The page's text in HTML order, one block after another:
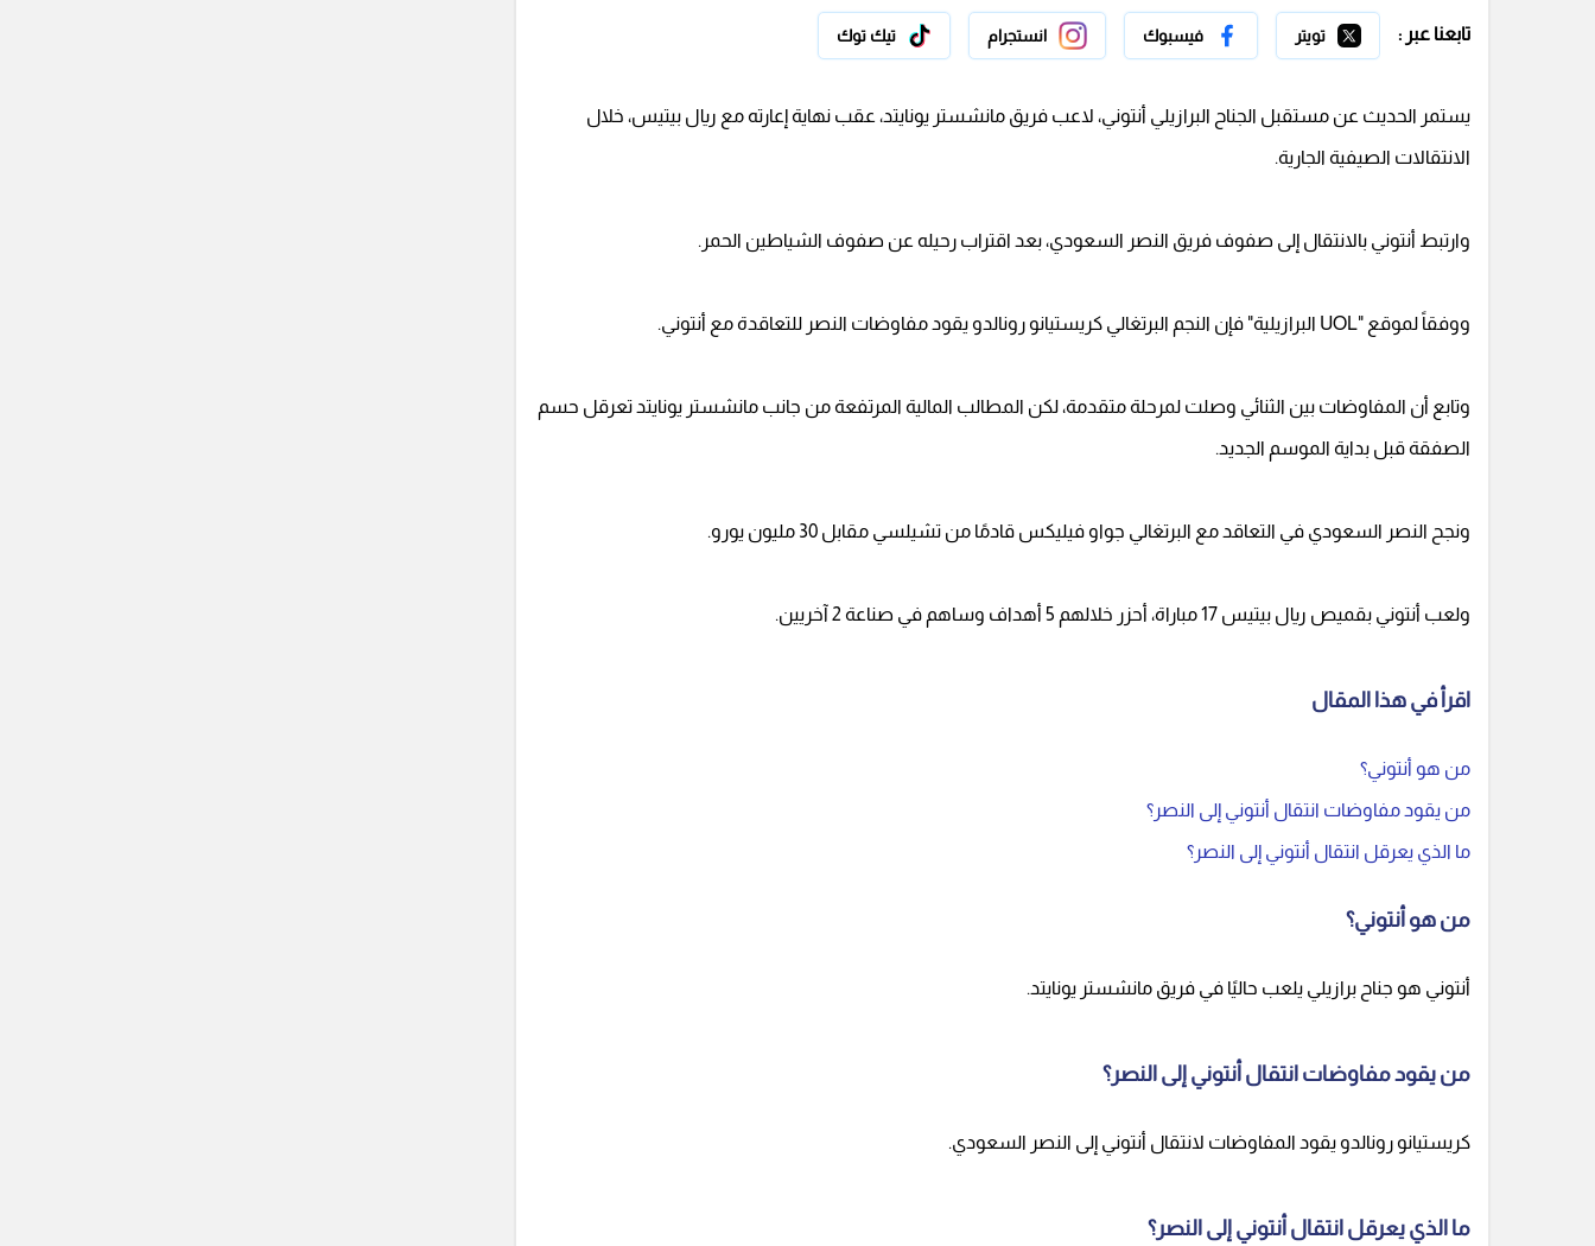
تابعنا عبر : تويتر فيسبوك انستجرام تيك توك
يستمر الحديث عن مستقبل الجناح البرازيلي أنتوني، لاعب فريق مانشستر يونايتد، عقب نهاية إعارته مع ريال بيتيس، خلال
الانتقالات الصيفية الجارية.
وارتبط أنتوني بالانتقال إلى صفوف فريق النصر السعودي، بعد اقتراب رحيله عن صفوف الشياطين الحمر.
ووفقاً لموقع "UOL البرازيلية" فإن النجم البرتغالي كريستيانو رونالدو يقود مفاوضات النصر للتعاقدة مع أنتوني.
وتابع أن المفاوضات بين الثنائي وصلت لمرحلة متقدمة، لكن المطالب المالية المرتفعة من جانب مانشستر يونايتد تعرقل حسم
الصفقة قبل بداية الموسم الجديد.
ونجح النصر السعودي في التعاقد مع البرتغالي جواو فيليكس قادمًا من تشيلسي مقابل 30 مليون يورو.
ولعب أنتوني بقميص ريال بيتيس 17 مباراة، أحزر خلالهم 5 أهداف وساهم في صناعة 2 آخريين.
اقرأ في هذا المقال
من هو أنتوني؟
من يقود مفاوضات انتقال أنتوني إلى النصر؟
ما الذي يعرقل انتقال أنتوني إلى النصر؟
من هو أنتوني؟
أنتوني هو جناح برازيلي يلعب حاليًا في فريق مانشستر يونايتد.
من يقود مفاوضات انتقال أنتوني إلى النصر؟
كريستيانو رونالدو يقود المفاوضات لانتقال أنتوني إلى النصر السعودي.
ما الذي يعرقل انتقال أنتوني إلى النصر؟